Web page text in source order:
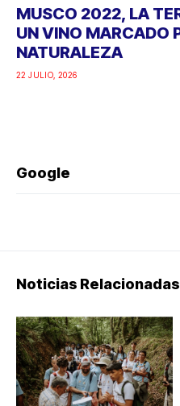
MUSCO 2022, LA
UN VINO MARCADO
NATURALEZA
22 JULIO, 2026
Google
Noticias Relacionadas